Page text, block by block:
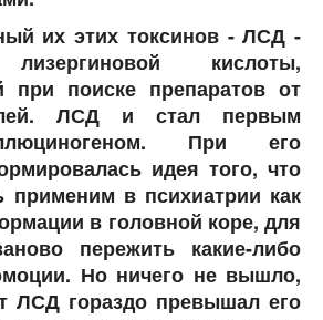
их этих токсинов - ЛСД -
кислоты,
при поиске препаратов от
ЛСД и стал первым
При его
идея того, что
в психиатрии как
в головной коре, для
пережить какие-либо
Но ничего не вышло,
ЛСД гораздо превышал его